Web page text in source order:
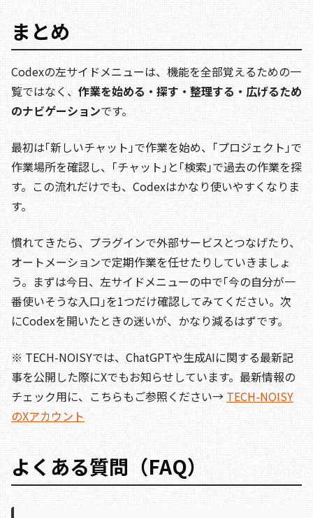
まとめ
Codexの左サイドメニューは、機能を全部覚えるための一
覧ではなく、 作業を始める・探す・整理する・広げるため
のナビゲーションです。
最初は｢新しいチャット｣で作業を始め、｢プロジェクト｣で
作業場所を確認し、｢チャット｣と｢検索｣で過去の作業を探
す。この流れだけでも、Codexはかなり使いやすくなりま
す。
慣れてきたら、プラグインで外部サービスとつなげたり、
オートメーションで定期作業を任せたりしていきましょ
う。まずは今日、左サイドメニューの中で｢今の自分が一
番使いそうな入口｣を1つだけ確認してみてください。次
にCodexを開いたときの迷いが、かなり減るはずです。
※ TECH-NOISYでは、ChatGPTや生成AIに関する最新記
事を公開した際にXでもお知らせしています。最新情報の
チェック用に、こちらもご参照ください→ TECH-NOISY
のXアカウント
よくある質問（FAQ）